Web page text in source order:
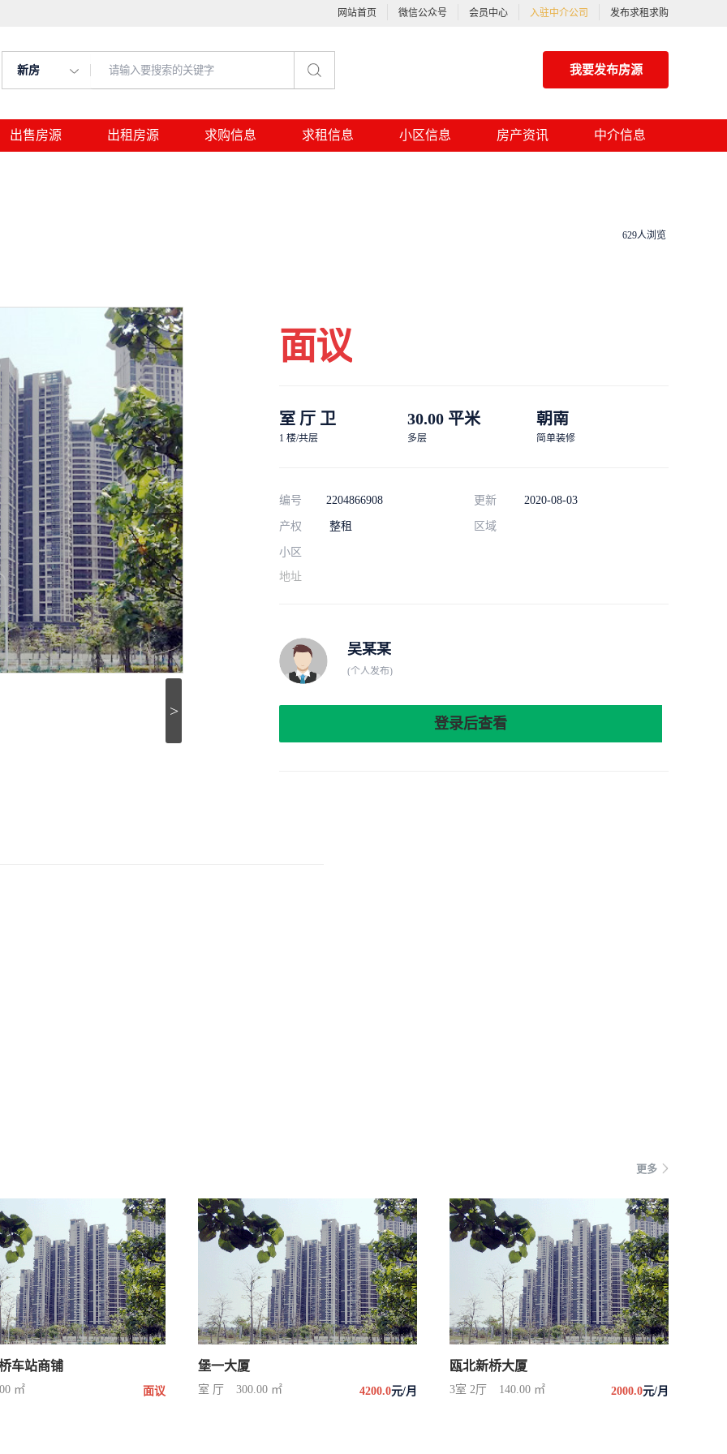
网站首页 微信公众号 会员中心 入驻中介公司 发布求租求购
新房 我要发布房源
出售房源 出租房源 求购信息 求租信息 小区信息 房产资讯 中介信息
629人浏览
>
面议
室 厅 卫
1 楼/共层
30.00 平米
多层
朝南
简单装修
编号 2204866908 更新 2020-08-03
产权 整租 区域
小区
地址
吴某某
(个人发布)
登录后查看
更多
车站商铺
㎡ 面议
堡一大厦
室 厅 300.00 ㎡ 4200.0元/月
瓯北新桥大厦
3室 2厅 140.00 ㎡ 2000.0元/月